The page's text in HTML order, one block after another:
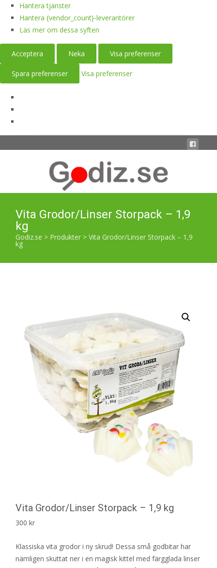
Hantera tjänster
Hantera {vendor_count}-leverantörer
Läs mer om dessa syften
Acceptera Neka Visa preferenser
Spara preferenser Visa preferenser
Vita Grodor/Linser Storpack – 1,9
kg
Godiz.se > Produkter > Vita Grodor/Linser Storpack – 1,9
kg
Vita Grodor/Linser Storpack – 1,9 kg
300 kr
Klassiska vita grodor i ny skrud! Dessa små godbitar har
nämligen skuttat ner i en magisk kittel med färgglada linser